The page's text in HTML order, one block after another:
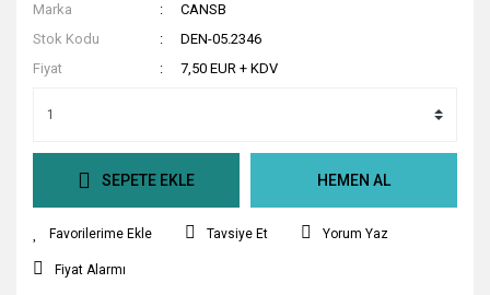
Marka
CANSB
Stok Kodu
DEN-05.2346
Fiyat
7,50 EUR + KDV
SEPETE EKLE HEMEN AL
Tavsiye Et Yorum Yaz
Fiyat Alarmı